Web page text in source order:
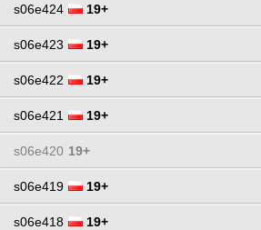
s06e424 19+
s06e423 19+
s06e422 19+
s06e421 19+
s06e420 19+
s06e419 19+
s06e418 19+